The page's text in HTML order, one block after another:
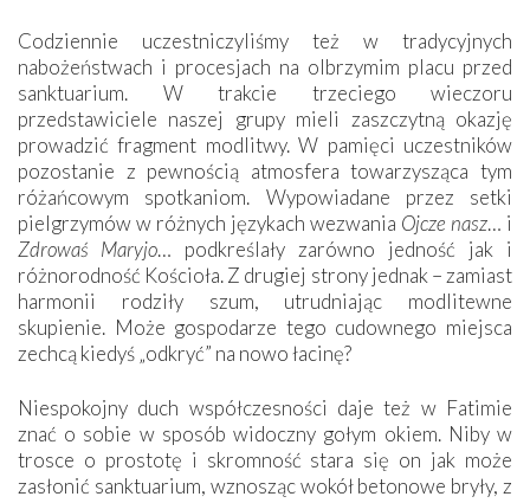
Codziennie uczestniczyliśmy też w tradycyjnych
nabożeństwach i procesjach na olbrzymim placu przed
sanktuarium. W trakcie trzeciego wieczoru
przedstawiciele naszej grupy mieli zaszczytną okazję
prowadzić fragment modlitwy. W pamięci uczestników
pozostanie z pewnością atmosfera towarzysząca tym
różańcowym spotkaniom. Wypowiadane przez setki
pielgrzymów w różnych językach wezwania Ojcze nasz… i
Zdrowaś Maryjo… podkreślały zarówno jedność jak i
różnorodność Kościoła. Z drugiej strony jednak – zamiast
harmonii rodziły szum, utrudniając modlitewne
skupienie. Może gospodarze tego cudownego miejsca
zechcą kiedyś „odkryć” na nowo łacinę?
Niespokojny duch współczesności daje też w Fatimie
znać o sobie w sposób widoczny gołym okiem. Niby w
trosce o prostotę i skromność stara się on jak może
zasłonić sanktuarium, wznosząc wokół betonowe bryły, z